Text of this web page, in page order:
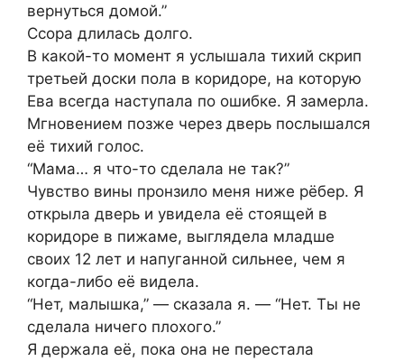
вернуться домой.”
Ссора длилась долго.
В какой-то момент я услышала тихий скрип
третьей доски пола в коридоре, на которую
Ева всегда наступала по ошибке. Я замерла.
Мгновением позже через дверь послышался
её тихий голос.
“Мама… я что-то сделала не так?”
Чувство вины пронзило меня ниже рёбер. Я
открыла дверь и увидела её стоящей в
коридоре в пижаме, выглядела младше
своих 12 лет и напуганной сильнее, чем я
когда-либо её видела.
“Нет, малышка,” — сказала я. — “Нет. Ты не
сделала ничего плохого.”
Я держала её, пока она не перестала